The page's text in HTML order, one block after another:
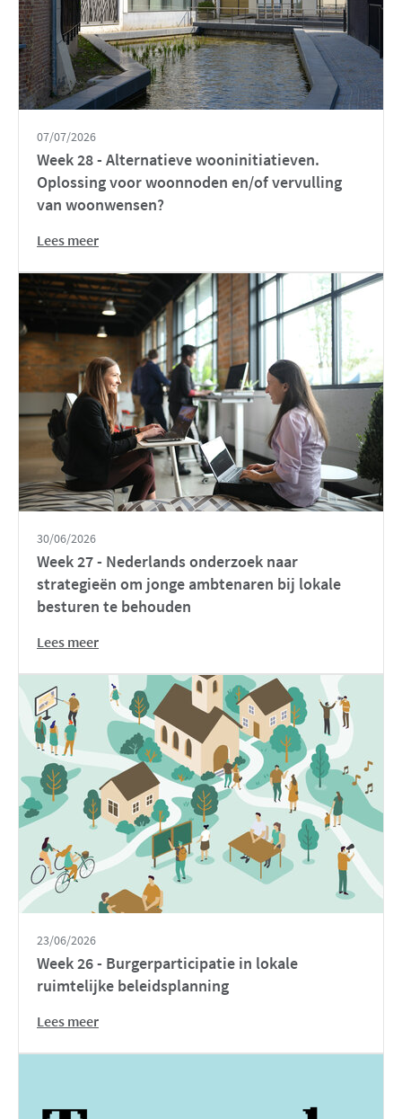
Week 28 - Alternatieve wooninitiatieven.
Oplossing voor woonnoden en/of vervulling
van woonwensen?
Lees meer
07/07/2026
Week 27 - Nederlands onderzoek naar
strategieën om jonge ambtenaren bij lokale
besturen te behouden
Lees meer
30/06/2026
Week 26 - Burgerparticipatie in lokale
ruimtelijke beleidsplanning
Lees meer
23/06/2026